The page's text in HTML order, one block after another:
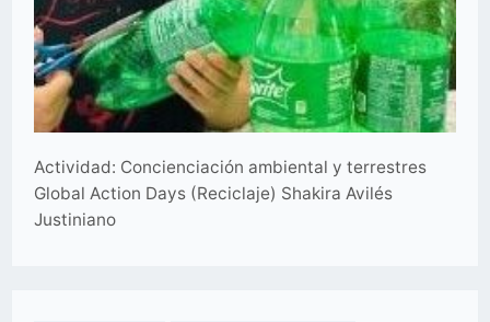
Actividad: Concienciación ambiental y terrestres
Global Action Days (Reciclaje) Shakira Avilés
Justiniano